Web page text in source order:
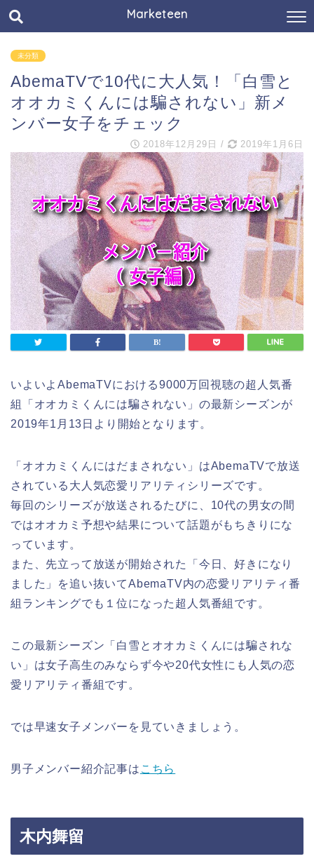
Marketeen
未分類
AbemaTVで10代に大人気！「白雪と
オオカミくんには騙されない」新メ
ンバー女子をチェック
2018年12月29日 / 2019年1月6日
いよいよAbemaTVにおける9000万回視聴の超人気番
組「オオカミくんには騙されない」の最新シーズンが
2019年1月13日より開始となります。
「オオカミくんにはだまされない」はAbemaTVで放送
されている大人気恋愛リアリティシリーズです。
毎回のシリーズが放送されるたびに、10代の男女の間
ではオオカミ予想や結果について話題がもちきりにな
っています。
また、先立って放送が開始された「今日、好きになり
ました」を追い抜いてAbemaTV内の恋愛リアリティ番
組ランキングでも１位になった超人気番組です。
この最新シーズン「白雪とオオカミくんには騙されな
い」は女子高生のみならず今や20代女性にも人気の恋
愛リアリティ番組です。
では早速女子メンバーを見ていきましょう。
男子メンバー紹介記事は こちら
木内舞留